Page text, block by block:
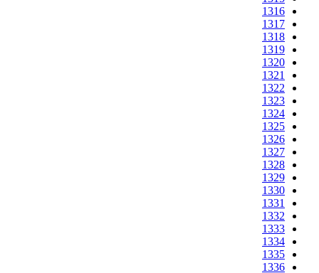
1316
1317
1318
1319
1320
1321
1322
1323
1324
1325
1326
1327
1328
1329
1330
1331
1332
1333
1334
1335
1336